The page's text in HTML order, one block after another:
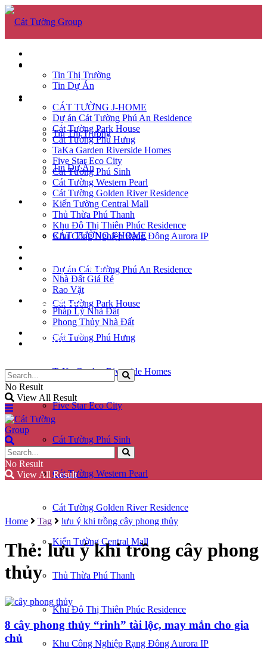
TIN TỨC
Tin Thị Trường
Tin Dự Án
DỰ ÁN
CÁT TƯỜNG J-HOME
Dự án Cát Tường Phú An Residence
Cát Tường Park House
Cát Tường Phú Hưng
TaKa Garden Riverside Homes
Five Star Eco City
Cát Tường Phú Sinh
Cát Tường Western Pearl
Cát Tường Golden River Residence
Kiến Tường Central Mall
Thủ Thừa Phú Thanh
Khu Đô Thị Thiên Phúc Residence
Khu Công Nghiệp Rạng Đông Aurora IP
Tin Thị Trường
Tin Dự Án
CÁT TƯỜNG J-HOME
Dự án Cát Tường Phú An Residence
Cát Tường Park House
Cát Tường Phú Hưng
TaKa Garden Riverside Homes
Five Star Eco City
Cát Tường Phú Sinh
Cát Tường Western Pearl
Cát Tường Golden River Residence
Kiến Tường Central Mall
Thủ Thừa Phú Thanh
Khu Đô Thị Thiên Phúc Residence
Khu Công Nghiệp Rạng Đông Aurora IP
KÝ GỬI NHÀ ĐẤT
Nhà Đất Giá Rẻ
Rao Vặt
KIẾN THỨC
Pháp Lý Nhà Đất
Phong Thủy Nhà Đất
GÓC CHIA SẺ
LIÊN HỆ
No Result
View All Result
No Result
View All Result
Home Tag lưu ý khi trồng cây phong thủy
Thẻ:lưu ý khi trồng cây phong
thủy
8 cây phong thủy “rinh” tài lộc, may mắn cho gia
chủ